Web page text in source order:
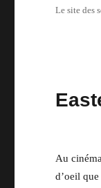
Le site des
Au
d’oeil